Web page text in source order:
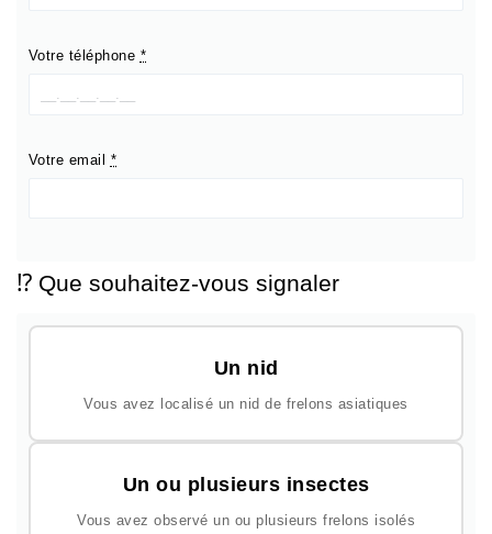
Votre téléphone *
Votre email *
⁉️ Que souhaitez-vous signaler
Un nid
Vous avez localisé un nid de frelons asiatiques
Un ou plusieurs insectes
Vous avez observé un ou plusieurs frelons isolés